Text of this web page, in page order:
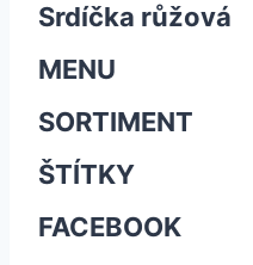
Srdíčka růžová
MENU
SORTIMENT
ŠTÍTKY
FACEBOOK